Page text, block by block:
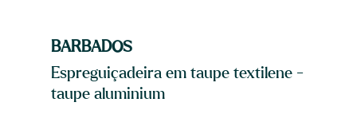
BARBADOS
Espreguiçadeira em taupe textilene -
taupe aluminium